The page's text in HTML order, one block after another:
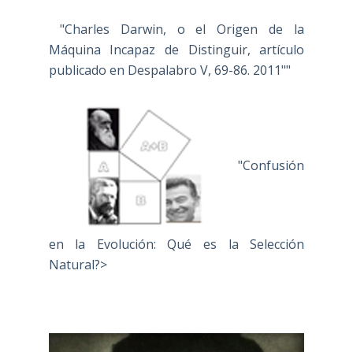
"Charles Darwin, o el Origen de la
Máquina Incapaz de Distinguir, artículo
publicado en Despalabro V, 69-86. 2011""
"Confusión
en la Evolución: Qué es la Selección
Natural?>